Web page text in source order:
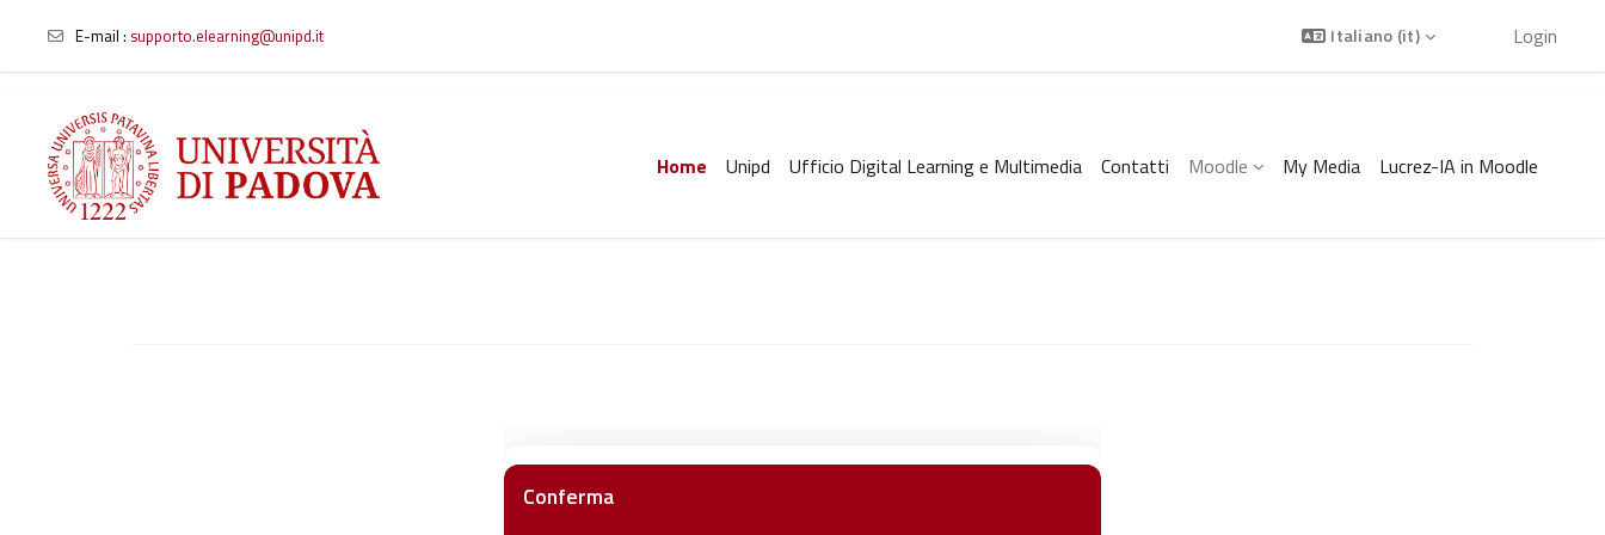
Vai al contenuto principale
E-mail : supporto.elearning@unipd.it Italiano ‎(it)‎ Login
Home Unipd Ufficio Digital Learning e Multimedia Contatti Moodle My Media Lucrez-IA in Moodle
Conferma